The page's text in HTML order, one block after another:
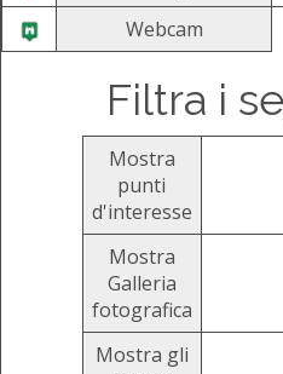
Webcam
Filtra i
Mostra
punti
d'interesse
Mostra
Galleria
fotografica
Mostra gli